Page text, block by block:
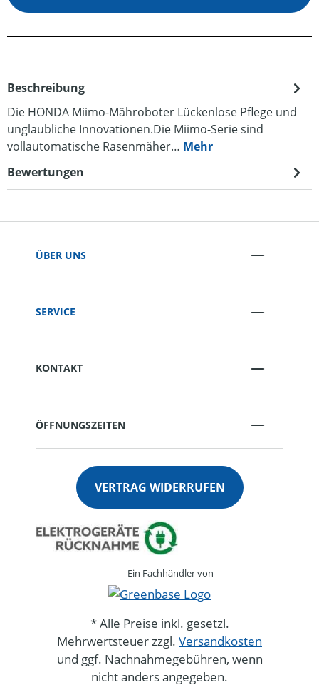
Beschreibung
Die HONDA Miimo-Mähroboter Lückenlose Pflege und
unglaubliche Innovationen.Die Miimo-Serie sind
vollautomatische Rasenmäher… Mehr
Bewertungen
ÜBER UNS
SERVICE
KONTAKT
ÖFFNUNGSZEITEN
VERTRAG WIDERRUFEN
Ein Fachhändler von
* Alle Preise inkl. gesetzl.
Mehrwertsteuer zzgl. Versandkosten
und ggf. Nachnahmegebühren, wenn
nicht anders angegeben.